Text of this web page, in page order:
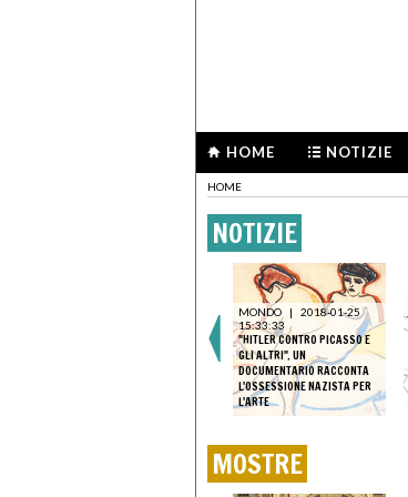
HOME NOTIZIE
HOME
NOTIZIE
MONDO |
2018-01-25
15:33:33
"HITLER CONTRO PICASSO E
GLI ALTRI". UN
DOCUMENTARIO RACCONTA
L'OSSESSIONE NAZISTA PER
L'ARTE
MOSTRE